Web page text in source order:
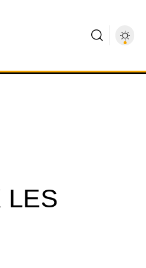
LES